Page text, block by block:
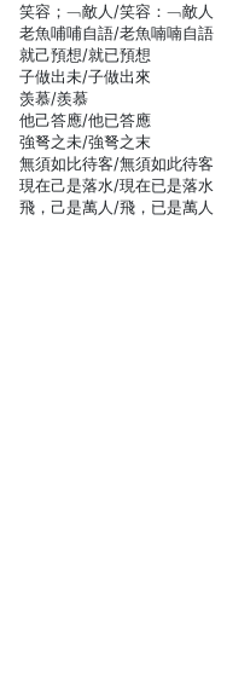
笑容；﹁敵人/笑容：﹁敵人
老魚哺哺自語/老魚喃喃自語
就己預想/就已預想
子做出未/子做出來
羡慕/羨慕
他己答應/他已答應
強弩之未/強弩之末
無須如比待客/無須如此待客
現在己是落水/現在已是落水
飛，己是萬人/飛，已是萬人